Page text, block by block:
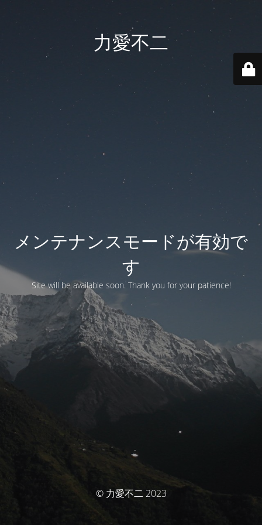
力愛不二
メンテナンスモードが有効で
す
Site will be available soon. Thank you for your patience!
© 力愛不二 2023